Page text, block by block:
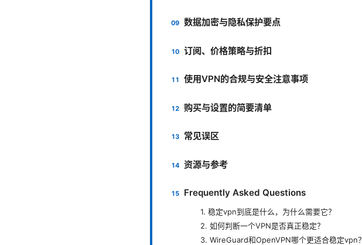
数据加密与隐私保护要点
订阅、价格策略与折扣
使用VPN的合规与安全注意事项
购买与设置的简要清单
常见误区
资源与参考
Frequently Asked Questions
1. 稳定vpn到底是什么，为什么需要它？
2. 如何判断一个VPN是否真正稳定？
3. WireGuard和OpenVPN哪个更适合稳定vpn？